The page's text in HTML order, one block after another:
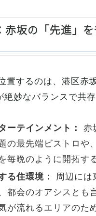
坂の「先進」
置するのは、港区赤
妙なバランスで共
ーテインメント：
赤
の最先端ビストロ
毎晩のように開拓す
る住環境：
周辺には
都会のオアシスとも
が流れるエリアのた